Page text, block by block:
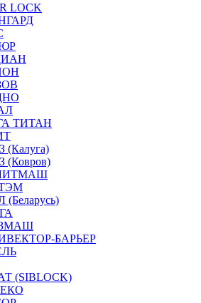
LOCK
ТИТАН
(Калуга)
(Ковров)
БАРЬЕР
(SIBLOCK)